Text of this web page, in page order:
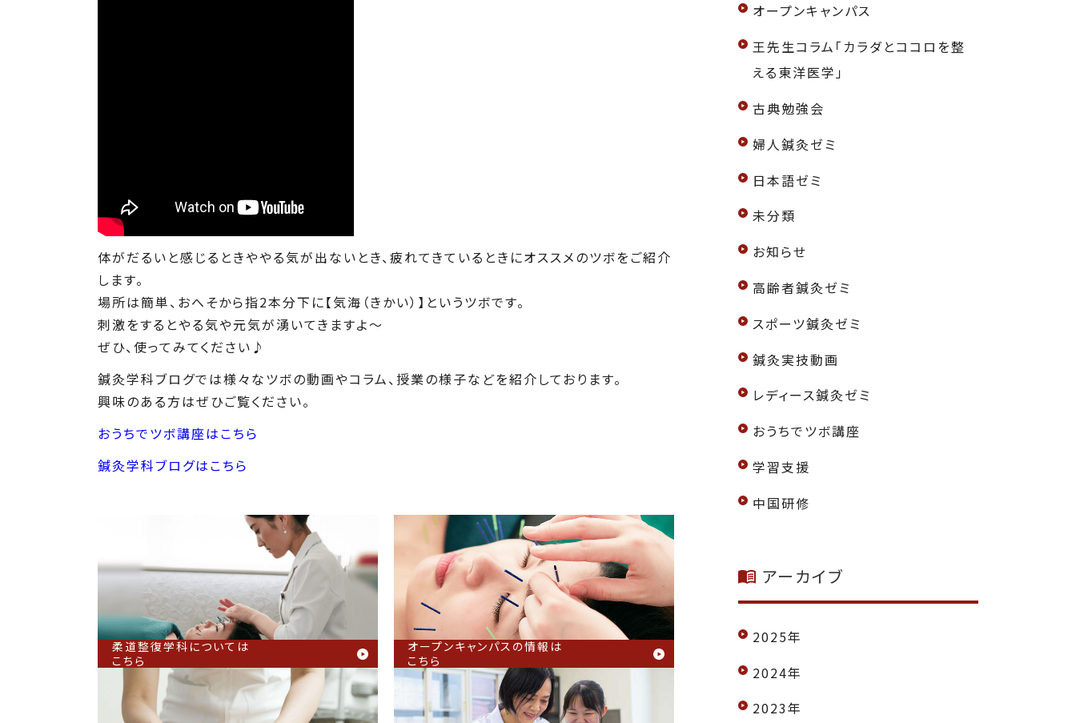
体がだるいと感じるときややる気が出ないとき、疲れてきているときにオススメのツボをご紹介
します。
場所は簡単、おへそから指2本分下に【気海（きかい）】というツボです。
刺激をするとやる気や元気が湧いてきますよ～
ぜひ、使ってみてください♪
鍼灸学科ブログでは様々なツボの動画やコラム、授業の様子などを紹介しております。
興味のある方はぜひご覧ください。
おうちでツボ講座はこちら
鍼灸学科ブログはこちら
柔道整復学科については
こちら
オープンキャンパスの情報は
こちら
オープンキャンパス
王先生コラム「カラダとココロを整
える東洋医学」
古典勉強会
婦人鍼灸ゼミ
日本語ゼミ
未分類
お知らせ
高齢者鍼灸ゼミ
スポーツ鍼灸ゼミ
鍼灸実技動画
レディース鍼灸ゼミ
おうちでツボ講座
学習支援
中国研修
アーカイブ
2025年
2024年
2023年